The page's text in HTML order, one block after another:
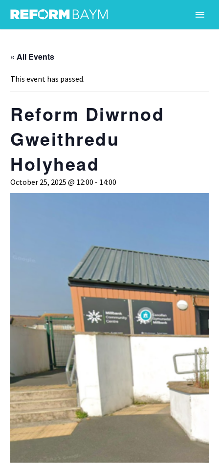
« All Events
This event has passed.
Reform Diwrnod
Gweithredu
Holyhead
October 25, 2025 @ 12:00 - 14:00